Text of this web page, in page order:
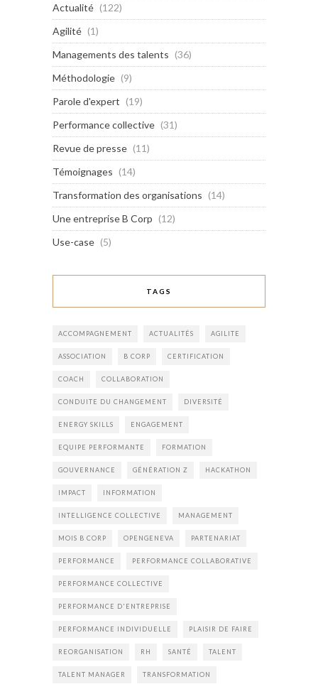
Actualité (122)
Agilité (1)
Managements des talents (36)
Méthodologie (9)
Parole d'expert (19)
Performance collective (31)
Revue de presse (11)
Témoignages (14)
Transformation des organisations (14)
Une entreprise B Corp (12)
Use-case (5)
TAGS
ACCOMPAGNEMENT ACTUALITÉS AGILITE
ASSOCIATION B CORP CERTIFICATION
COACH COLLABORATION
CONDUITE DU CHANGEMENT DIVERSITÉ
ENERGY SKILLS ENGAGEMENT
EQUIPE PERFORMANTE FORMATION
GOUVERNANCE GÉNÉRATION Z HACKATHON
IMPACT INFORMATION
INTELLIGENCE COLLECTIVE MANAGEMENT
MOIS B CORP OPENGENEVA PARTENARIAT
PERFORMANCE PERFORMANCE COLLABORATIVE
PERFORMANCE COLLECTIVE
PERFORMANCE D'ENTREPRISE
PERFORMANCE INDIVIDUELLE PLAISIR DE FAIRE
REORGANISATION RH SANTÉ TALENT
TALENT MANAGER TRANSFORMATION